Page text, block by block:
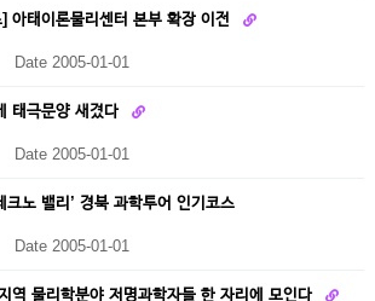
아태이론물리센터 본부 확장 이전
Date 2005-01-01
태극문양 새겼다
Date 2005-01-01
크노 밸리’ 경북 과학투어 인기코스
Date 2005-01-01
역 물리학분야 저명과학자들 한 자리에 모인다